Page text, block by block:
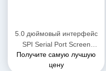
5.0 дюймовый интерфейс
SPI Serial Port Screen
800*RGB*480 400cd/m2
TFT LCD модули с CTP
Получите самую лучшую
цену